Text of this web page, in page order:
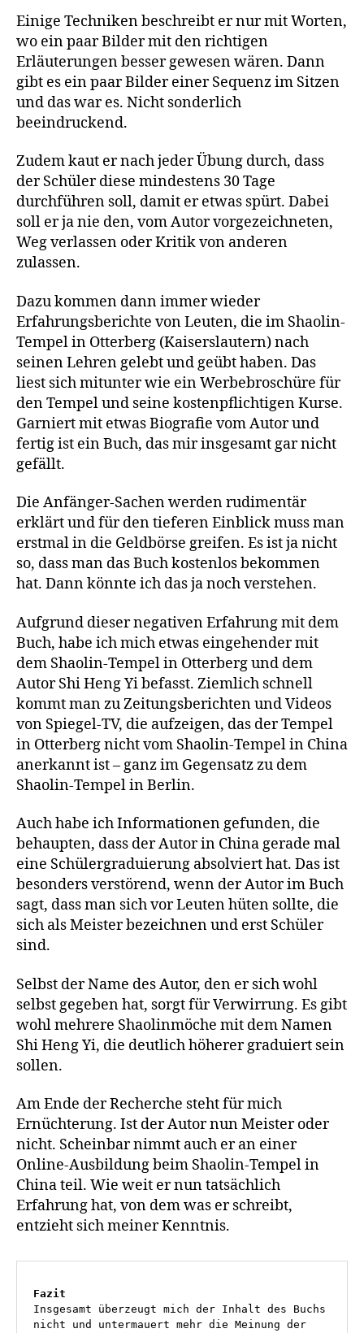
Einige Techniken beschreibt er nur mit Worten,
wo ein paar Bilder mit den richtigen
Erläuterungen besser gewesen wären. Dann
gibt es ein paar Bilder einer Sequenz im Sitzen
und das war es. Nicht sonderlich
beeindruckend.
Zudem kaut er nach jeder Übung durch, dass
der Schüler diese mindestens 30 Tage
durchführen soll, damit er etwas spürt. Dabei
soll er ja nie den, vom Autor vorgezeichneten,
Weg verlassen oder Kritik von anderen
zulassen.
Dazu kommen dann immer wieder
Erfahrungsberichte von Leuten, die im Shaolin-
Tempel in Otterberg (Kaiserslautern) nach
seinen Lehren gelebt und geübt haben. Das
liest sich mitunter wie ein Werbebroschüre für
den Tempel und seine kostenpflichtigen Kurse.
Garniert mit etwas Biografie vom Autor und
fertig ist ein Buch, das mir insgesamt gar nicht
gefällt.
Die Anfänger-Sachen werden rudimentär
erklärt und für den tieferen Einblick muss man
erstmal in die Geldbörse greifen. Es ist ja nicht
so, dass man das Buch kostenlos bekommen
hat. Dann könnte ich das ja noch verstehen.
Aufgrund dieser negativen Erfahrung mit dem
Buch, habe ich mich etwas eingehender mit
dem Shaolin-Tempel in Otterberg und dem
Autor Shi Heng Yi befasst. Ziemlich schnell
kommt man zu Zeitungsberichten und Videos
von Spiegel-TV, die aufzeigen, das der Tempel
in Otterberg nicht vom Shaolin-Tempel in China
anerkannt ist – ganz im Gegensatz zu dem
Shaolin-Tempel in Berlin.
Auch habe ich Informationen gefunden, die
behaupten, dass der Autor in China gerade mal
eine Schülergraduierung absolviert hat. Das ist
besonders verstörend, wenn der Autor im Buch
sagt, dass man sich vor Leuten hüten sollte, die
sich als Meister bezeichnen und erst Schüler
sind.
Selbst der Name des Autor, den er sich wohl
selbst gegeben hat, sorgt für Verwirrung. Es gibt
wohl mehrere Shaolinmöche mit dem Namen
Shi Heng Yi, die deutlich höherer graduiert sein
sollen.
Am Ende der Recherche steht für mich
Ernüchterung. Ist der Autor nun Meister oder
nicht. Scheinbar nimmt auch er an einer
Online-Ausbildung beim Shaolin-Tempel in
China teil. Wie weit er nun tatsächlich
Erfahrung hat, von dem was er schreibt,
entzieht sich meiner Kenntnis.
Fazit
Insgesamt überzeugt mich der Inhalt des Buchs
nicht und untermauert mehr die Meinung der